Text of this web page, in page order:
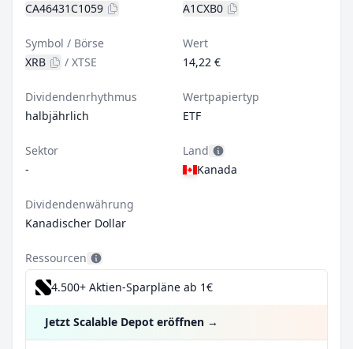
CA46431C1059
A1CXB0
Symbol / Börse
XRB
/ XTSE
Wert
14,22 €
Dividendenrhythmus
halbjährlich
Wertpapiertyp
ETF
Sektor
-
Land
Kanada
Dividendenwährung
Kanadischer Dollar
Ressourcen
4.500+ Aktien-Sparpläne ab 1€
Jetzt Scalable Depot eröffnen →